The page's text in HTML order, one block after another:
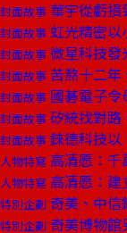
封面故事 華宇從虧
封面故事 虹光精密
封面故事 微星科技發
封面故事 苦熬十二
封面故事 國碁電子
封面故事 矽統找對路
封面故事 錸德科技以
人物特寫 高清愿：
人物特寫 高清愿：
特別企劃 奇美、中信
特別企劃 奇美博物館